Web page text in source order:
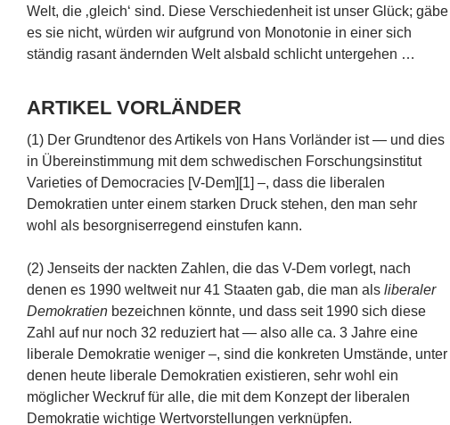
Welt, die ‚gleich‘ sind. Diese Verschiedenheit ist unser Glück; gäbe
es sie nicht, würden wir aufgrund von Monotonie in einer sich
ständig rasant ändernden Welt alsbald schlicht untergehen …
ARTIKEL VORLÄNDER
(1) Der Grundtenor des Artikels von Hans Vorländer ist — und dies
in Übereinstimmung mit dem schwedischen Forschungsinstitut
Varieties of Democracies [V-Dem][1] –, dass die liberalen
Demokratien unter einem starken Druck stehen, den man sehr
wohl als besorgniserregend einstufen kann.
(2) Jenseits der nackten Zahlen, die das V-Dem vorlegt, nach
denen es 1990 weltweit nur 41 Staaten gab, die man als liberaler
Demokratien bezeichnen könnte, und dass seit 1990 sich diese
Zahl auf nur noch 32 reduziert hat — also alle ca. 3 Jahre eine
liberale Demokratie weniger –, sind die konkreten Umstände, unter
denen heute liberale Demokratien existieren, sehr wohl ein
möglicher Weckruf für alle, die mit dem Konzept der liberalen
Demokratie wichtige Wertvorstellungen verknüpfen.